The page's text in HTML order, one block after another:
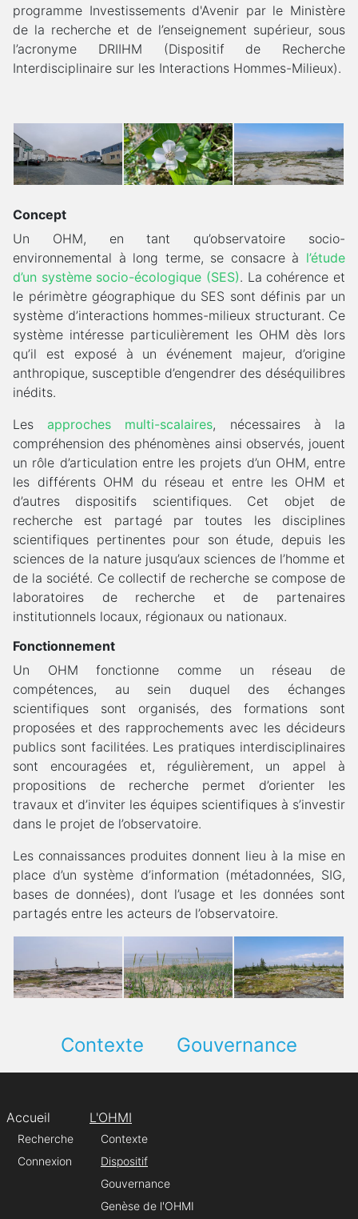
programme Investissements d'Avenir par le Ministère
de la recherche et de l’enseignement supérieur, sous
l’acronyme DRIIHM (Dispositif de Recherche
Interdisciplinaire sur les Interactions Hommes-Milieux).
Concept
Un OHM, en tant qu’observatoire socio-
environnemental à long terme, se consacre à l’étude
d’un système socio-écologique (SES). La cohérence et
le périmètre géographique du SES sont définis par un
système d’interactions hommes-milieux structurant. Ce
système intéresse particulièrement les OHM dès lors
qu’il est exposé à un événement majeur, d’origine
anthropique, susceptible d’engendrer des déséquilibres
inédits.
Lesapproches multi-scalaires, nécessaires à la
compréhension des phénomènes ainsi observés, jouent
un rôle d’articulation entre les projets d’un OHM, entre
les différents OHM du réseau et entre les OHM et
d’autres dispositifs scientifiques. Cet objet de
recherche est partagé par toutes les disciplines
scientifiques pertinentes pour son étude, depuis les
sciences de la nature jusqu’aux sciences de l’homme et
de la société. Ce collectif de recherche se compose de
laboratoires de recherche et de partenaires
institutionnels locaux, régionaux ou nationaux.
Fonctionnement
Un OHM fonctionne comme un réseau de
compétences, au sein duquel des échanges
scientifiques sont organisés, des formations sont
proposées et des rapprochements avec les décideurs
publics sont facilitées. Les pratiques interdisciplinaires
sont encouragées et, régulièrement, un appel à
propositions de recherche permet d’orienter les
travaux et d’inviter les équipes scientifiques à s’investir
dans le projet de l’observatoire.
Les connaissances produites donnent lieu à la mise en
place d’un système d’information (métadonnées, SIG,
bases de données), dont l’usage et les données sont
partagés entre les acteurs de l’observatoire.
Contexte Gouvernance
Accueil
Recherche
Connexion
L'OHMI
Contexte
Dispositif
Gouvernance
Genèse de l'OHMI